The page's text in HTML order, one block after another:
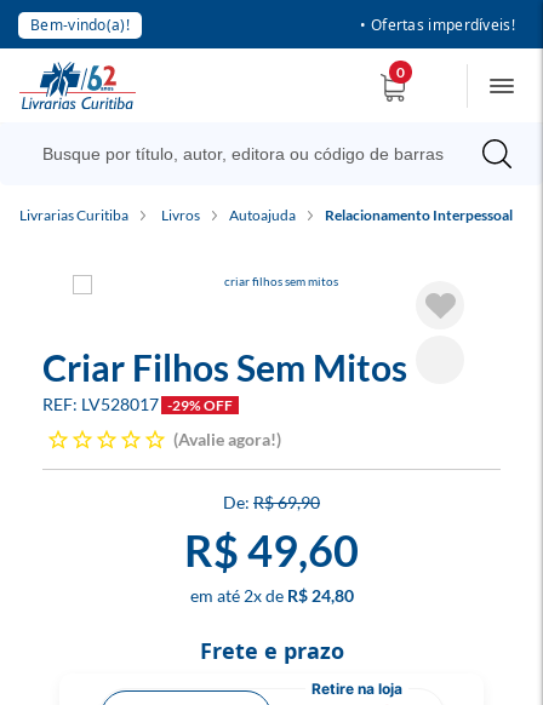
Bem-vindo(a)! • Ofertas imperdíveis!
0
Livrarias Curitiba Livros Autoajuda Relacionamento Interpessoal
Criar Filhos Sem Mitos
LV528017 -29% OFF
Avalie agora!
R$ 69,90
R$ 49,60
2x R$ 24,80
Frete e prazo